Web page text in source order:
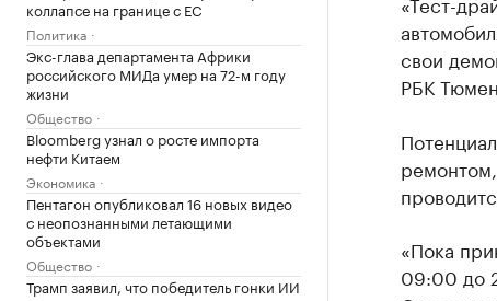
коллапсе на границе с ЕС
Политика
Экс-глава департамента Африки
российского МИДа умер на 72-м году
жизни
Общество
Bloomberg узнал о росте импорта
нефти Китаем
Экономика
Пентагон опубликовал 16 новых видео
с неопознанными летающими
объектами
Общество
Трамп заявил, что победитель гонки ИИ
свои
РБК
«Пока
09:00 до